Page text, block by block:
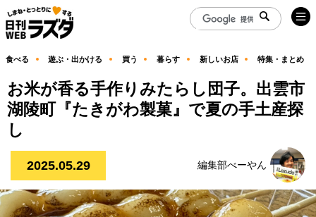
食べる 遊ぶ・出かける 買う 暮らす 新しいお店 特集・まとめ
お米が香る手作りみたらし団子。出雲市
湖陵町『たきがわ製菓』で夏の手土産探
し
2025.05.29 編集部べーやん